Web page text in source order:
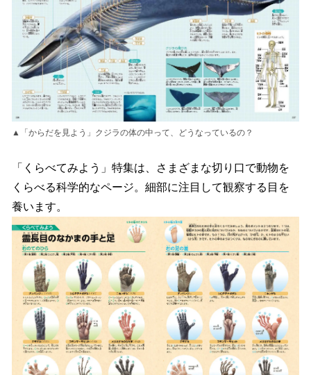
▲「からだを見よう」クジラの体の中って、どうなっているの？
「くらべてみよう」特集は、さまざまな切り口で動物を
くらべる科学的なページ。細部に注目して観察する目を
養います。